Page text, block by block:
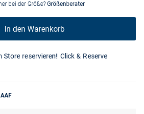
bei der Größe? Größenberater
In den Warenkorb
Store reservieren! Click & Reserve